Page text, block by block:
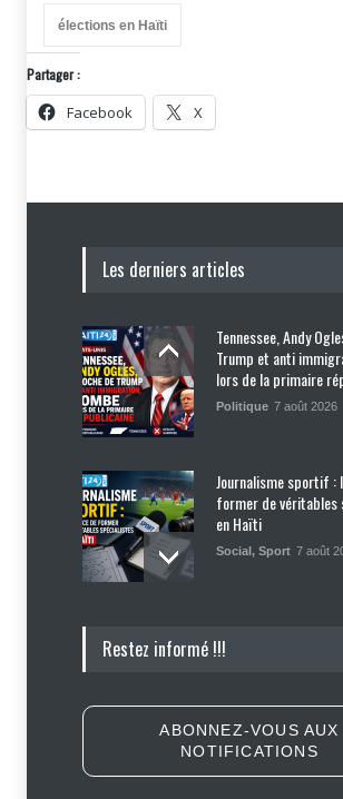
élections en Haïti
Partager :
Facebook X
Les derniers articles
Tennessee, Andy
Trump et anti
lors de la primaire
Politique 7 août 2026
Journalisme sportif :
former de véritables
en Haïti
Social, Sport 7 août
internes profitent-
Affaire Jovenel Moïse
Restez informé !!!
ABONNEZ-VOUS AUX
NOTIFICATIONS